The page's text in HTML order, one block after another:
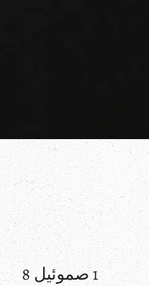
1 صموئيل 8